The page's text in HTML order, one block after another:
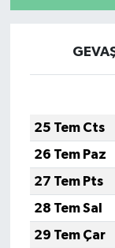
25 Tem Cts
26 Tem Paz
27 Tem Pts
28 Tem Sal
29 Tem Çar